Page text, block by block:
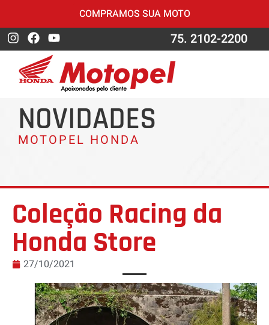
COMPRAMOS SUA MOTO
75. 2102-2200
NOVIDADES
MOTOPEL HONDA
Coleção Racing da
Honda Store
27/10/2021